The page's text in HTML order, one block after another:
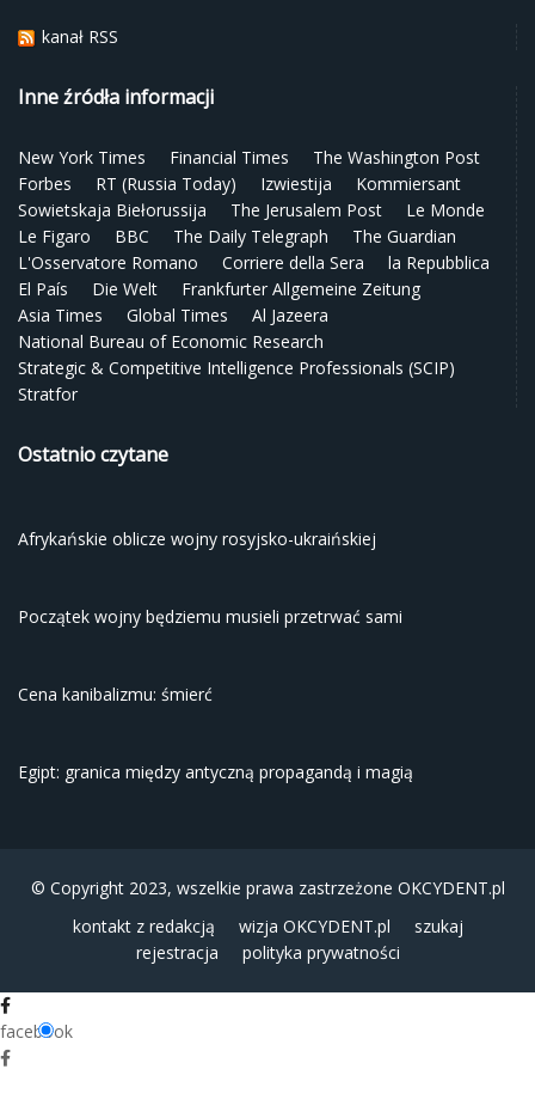
kanał RSS
Inne źródła informacji
New York Times Financial Times
The Washington Post
Forbes
RT (Russia Today) Izwiestija
Kommiersant
Sowietskaja Biełorussija
The Jerusalem Post
Le Monde
Le Figaro
BBC The Daily Telegraph
The Guardian
L'Osservatore Romano
Corriere della Sera
la Repubblica
El País
Die Welt
Frankfurter Allgemeine Zeitung
Asia Times
Global Times
Al Jazeera
National Bureau of Economic Research
Strategic & Competitive Intelligence Professionals (SCIP)
Stratfor
Ostatnio czytane
Afrykańskie oblicze wojny rosyjsko-ukraińskiej
Początek wojny będziemu musieli przetrwać sami
Cena kanibalizmu: śmierć
Egipt: granica między antyczną propagandą i magią
© Copyright 2023, wszelkie prawa zastrzeżone OKCYDENT.pl
kontakt z redakcją
wizja OKCYDENT.pl
szukaj
rejestracja
polityka prywatności
facebook